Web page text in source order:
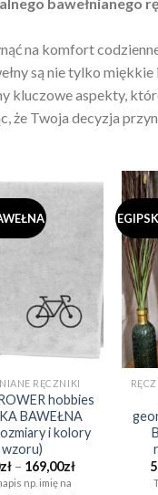
na komfort
są nie tylko miękkie i
kluczowe aspekty,
że Twoja decyzja
RĘCZNIKI
hobbies
BAWEŁNA
i kolory
wzoru)
zł – 169,00złZakres
np. imię na